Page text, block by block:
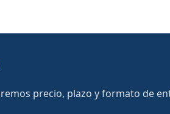
precio, plazo y formato de